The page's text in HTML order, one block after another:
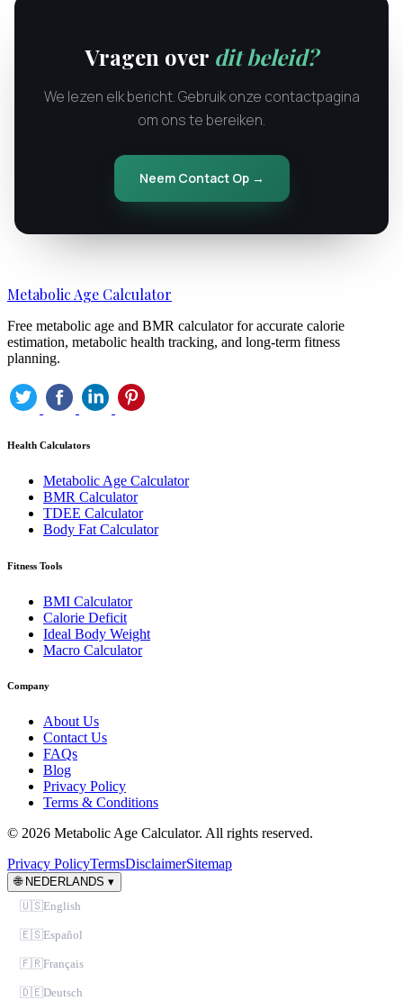
Vragen over dit beleid?
We lezen elk bericht. Gebruik onze contactpagina
om ons te bereiken.
Neem Contact Op →
Metabolic Age Calculator
Free metabolic age and BMR calculator for accurate calorie
estimation, metabolic health tracking, and long-term fitness
planning.
Health Calculators
Metabolic Age Calculator
BMR Calculator
TDEE Calculator
Body Fat Calculator
Fitness Tools
BMI Calculator
Calorie Deficit
Ideal Body Weight
Macro Calculator
Company
About Us
Contact Us
FAQs
Blog
Privacy Policy
Terms & Conditions
© 2026 Metabolic Age Calculator. All rights reserved.
Privacy PolicyTermsDisclaimerSitemap
🌐 NEDERLANDS ▾
🇺🇸English
🇪🇸Español
🇫🇷Français
🇩🇪Deutsch